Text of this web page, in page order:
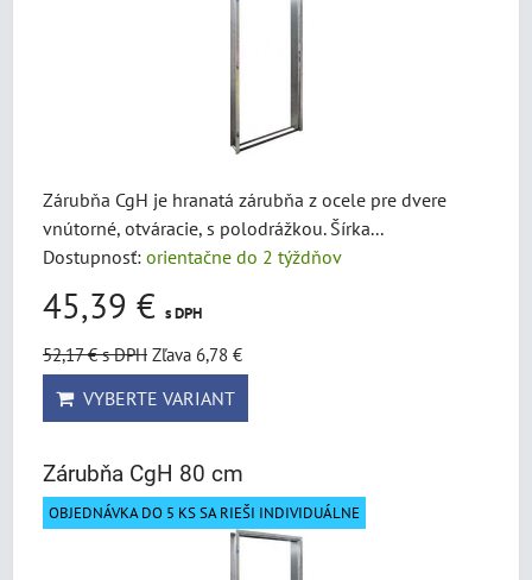
Zárubňa CgH je hranatá zárubňa z ocele pre dvere
vnútorné, otváracie, s polodrážkou. Šírka...
Dostupnosť: orientačne do 2 týždňov
45,39 € s DPH
52,17 €s DPH Zľava 6,78 €
VYBERTE VARIANT
Zárubňa CgH 80 cm
OBJEDNÁVKA DO 5 KS SA RIEŠI INDIVIDUÁLNE